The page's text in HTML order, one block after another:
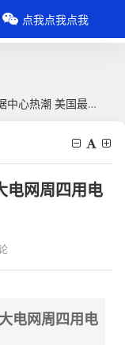
国最大电网周四用电需求创纪录
电网周四用电
电网周四用电
点我点我点我